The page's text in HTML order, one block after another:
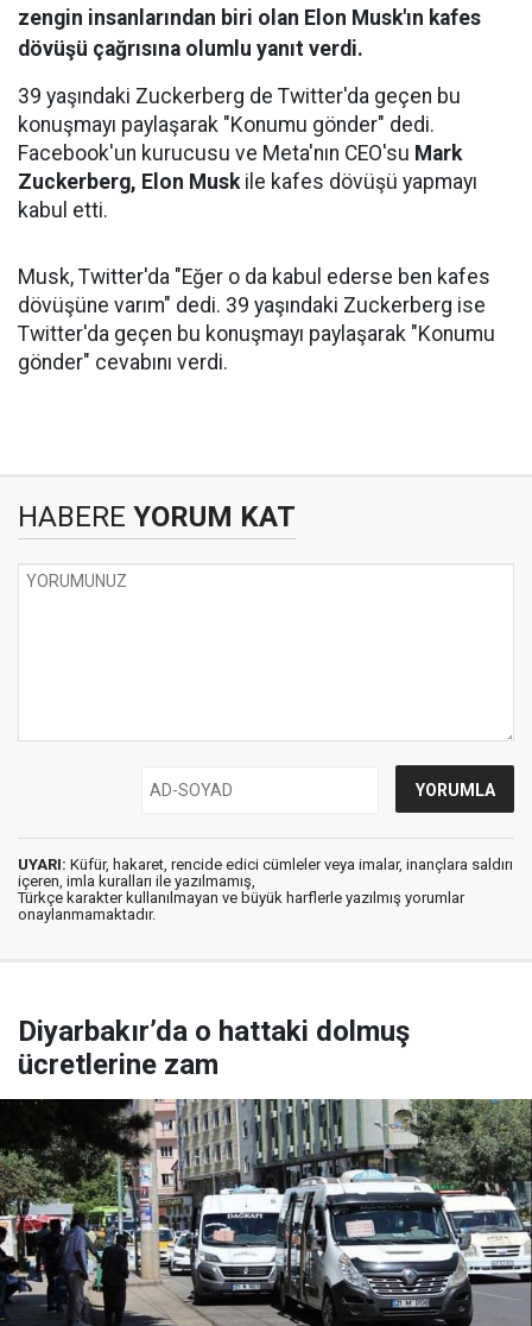
zengin insanlarından biri olan Elon Musk'ın kafes
dövüşü çağrısına olumlu yanıt verdi.
39 yaşındaki Zuckerberg de Twitter'da geçen bu
konuşmayı paylaşarak "Konumu gönder" dedi.
Facebook'un kurucusu ve Meta'nın CEO'su Mark
Zuckerberg, Elon Muskile kafes dövüşü yapmayı
kabul etti.
Musk, Twitter'da "Eğer o da kabul ederse ben kafes
dövüşüne varım" dedi. 39 yaşındaki Zuckerberg ise
Twitter'da geçen bu konuşmayı paylaşarak "Konumu
gönder" cevabını verdi.
HABERE YORUM KAT
UYARI: Küfür, hakaret, rencide edici cümleler veya imalar, inançlara saldırı
içeren, imla kuralları ile yazılmamış,
Türkçe karakter kullanılmayan ve büyük harflerle yazılmış yorumlar
onaylanmamaktadır.
Diyarbakır’da o hattaki dolmuş
ücretlerine zam